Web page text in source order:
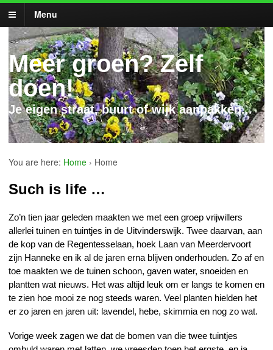
Menu
Meer groen? Zelf
doen!
Je eigen straat, buurt of wijk aanpakken...
You are here: Home › Home
Such is life …
Zo’n tien jaar geleden maakten we met een groep vrijwillers
allerlei tuinen en tuintjes in de Uitvinderswijk. Twee daarvan, aan
de kop van de Regentesselaan, hoek Laan van Meerdervoort
zijn Hanneke en ik al de jaren erna blijven onderhouden. Zo af en
toe maakten we de tuinen schoon, gaven water, snoeiden en
plantten wat nieuws. Het was altijd leuk om er langs te komen en
te zien hoe mooi ze nog steeds waren. Veel planten hielden het
er zo jaren en jaren uit: lavendel, hebe, skimmia en nog zo wat.
Vorige week zagen we dat de bomen van die twee tuintjes